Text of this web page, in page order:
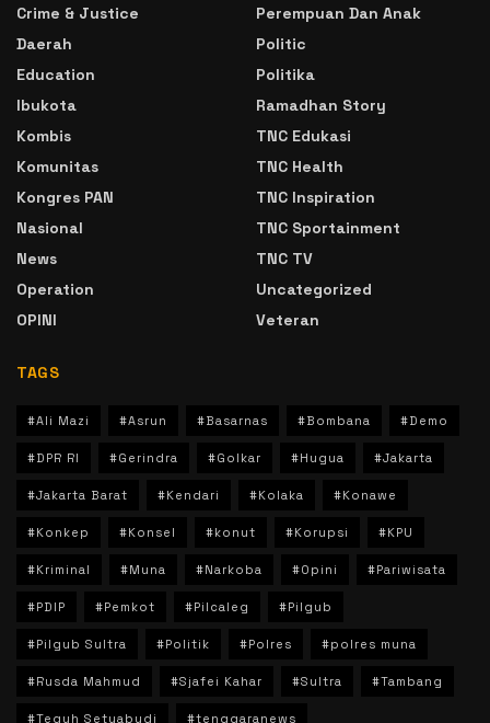
Crime & Justice
Daerah
Education
Ibukota
Kombis
Komunitas
Kongres PAN
Nasional
News
Operation
OPINI
Perempuan Dan Anak
Politic
Politika
Ramadhan Story
TNC Edukasi
TNC Health
TNC Inspiration
TNC Sportainment
TNC TV
Uncategorized
Veteran
TAGS
#Ali Mazi #Asrun #Basarnas #Bombana #Demo
#DPR RI #Gerindra #Golkar #Hugua #Jakarta
#Jakarta Barat #Kendari #Kolaka #Konawe
#Konkep #Konsel #konut #Korupsi #KPU
#Kriminal #Muna #Narkoba #Opini #Pariwisata
#PDIP #Pemkot #Pilcaleg #Pilgub
#Pilgub Sultra #Politik #Polres #polres muna
#Rusda Mahmud #Sjafei Kahar #Sultra #Tambang
#Teguh Setyabudi #tenggaranews